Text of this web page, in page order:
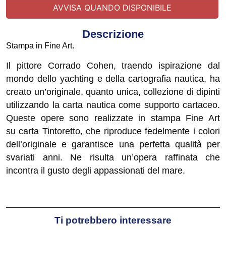
Descrizione
Stampa in Fine Art.
Il pittore Corrado Cohen, traendo ispirazione dal
mondo dello yachting e della cartografia nautica, ha
creato un’originale, quanto unica, collezione di dipinti
utilizzando la carta nautica come supporto cartaceo.
Queste opere sono realizzate in stampa Fine Art
su carta Tintoretto, che riproduce fedelmente i colori
dell’originale e garantisce una perfetta qualità per
svariati anni. Ne risulta un’opera raffinata che
incontra il gusto degli appassionati del mare.
Ti potrebbero interessare